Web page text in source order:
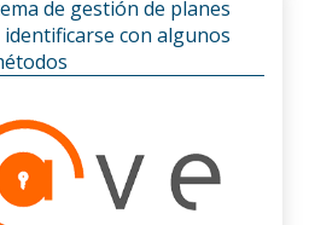
de gestión de planes
con algunos